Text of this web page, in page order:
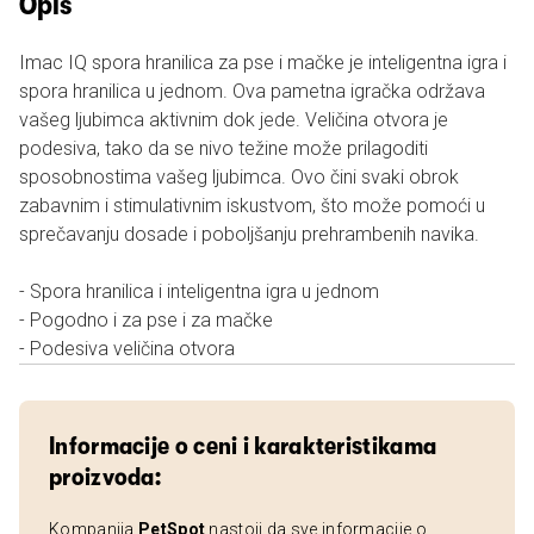
Imac IQ spora hranilica za pse i mačke je inteligentna igra i
spora hranilica u jednom. Ova pametna igračka održava
vašeg ljubimca aktivnim dok jede. Veličina otvora je
podesiva, tako da se nivo težine može prilagoditi
sposobnostima vašeg ljubimca. Ovo čini svaki obrok
zabavnim i stimulativnim iskustvom, što može pomoći u
sprečavanju dosade i poboljšanju prehrambenih navika.
- Spora hranilica i inteligentna igra u jednom
- Pogodno i za pse i za mačke
- Podesiva veličina otvora
Informacije o ceni i karakteristikama
proizvoda:
Kompanija PetSpot nastoji da sve informacije o